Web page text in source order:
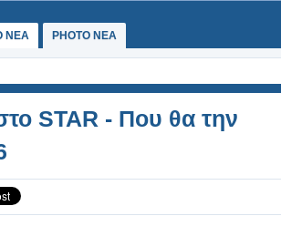
NEA PHOTO NEA
STAR - Που θα την